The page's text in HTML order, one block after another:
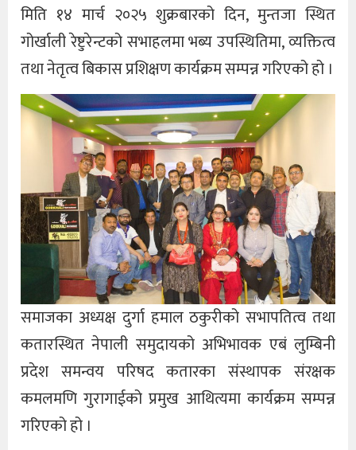
मिति १४ मार्च २०२५ शुक्रबारको दिन, मुन्तजा स्थित
गोर्खाली रेष्टुरेन्टको सभाहलमा भब्य उपस्थितिमा, व्यक्तित्व
तथा नेतृत्व बिकास प्रशिक्षण कार्यक्रम सम्पन्न गरिएको हो ।
समाजका अध्यक्ष दुर्गा हमाल ठकुरीको सभापतित्व तथा
कतारस्थित नेपाली समुदायको अभिभावक एबं लुम्बिनी
प्रदेश समन्वय परिषद कतारका संस्थापक संरक्षक
कमलमणि गुरागाईको प्रमुख आथित्यमा कार्यक्रम सम्पन्न
गरिएको हो ।